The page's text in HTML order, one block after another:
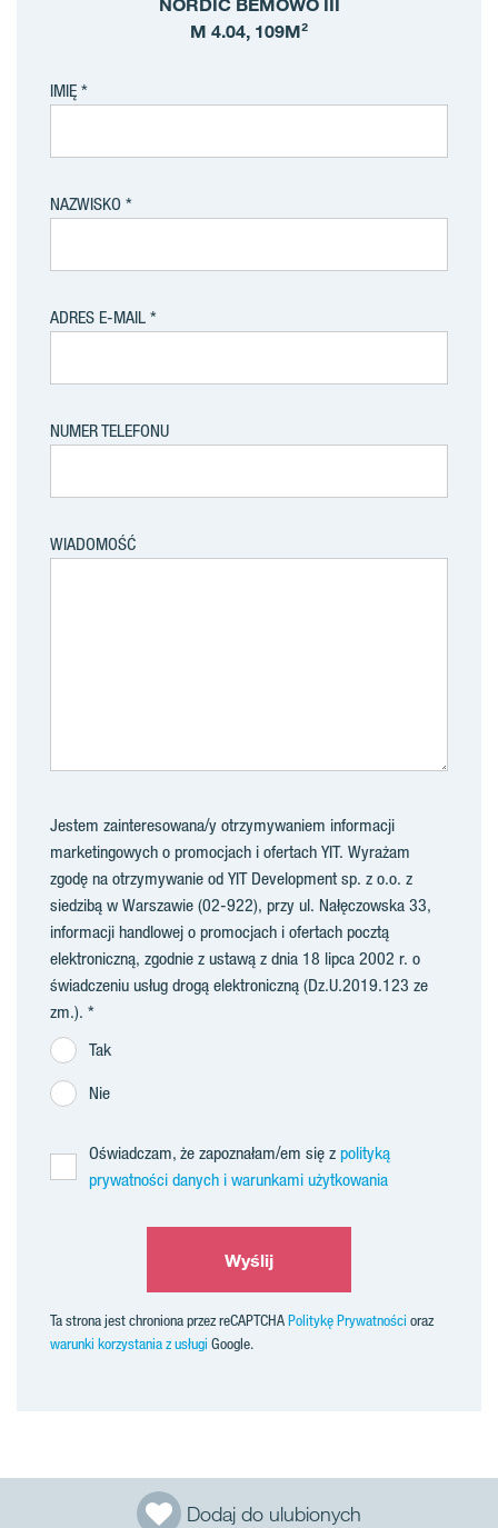
Dodaj do ulubionych
NORDIC BEMOWO III
M 4.04, 109M²
IMIĘ
NAZWISKO
ADRES E-MAIL
NUMER TELEFONU
WIADOMOŚĆ
Jestem zainteresowana/y otrzymywaniem informacji
marketingowych o promocjach i ofertach YIT. Wyrażam
zgodę na otrzymywanie od YIT Development sp. z o.o. z
siedzibą w Warszawie (02-922), przy ul. Nałęczowska 33,
informacji handlowej o promocjach i ofertach pocztą
elektroniczną, zgodnie z ustawą z dnia 18 lipca 2002 r. o
świadczeniu usług drogą elektroniczną (Dz.U.2019.123 ze
zm.).
Tak
Nie
Oświadczam, że zapoznałam/em się z polityką
prywatności danych i warunkami użytkowania
Wyślij
Ta strona jest chroniona przez reCAPTCHAPolitykę Prywatności oraz
warunki korzystania z usługi Google.